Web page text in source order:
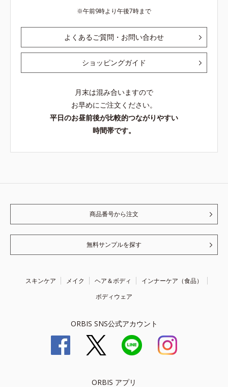
午前9時より午後7時まで
よくあるご質問・お問い合わせ
ショッピングガイド
月末は混み合いますので
お早めにご注文ください。
平日のお昼前後が比較的つながりやすい
時間帯です。
商品番号から注文
無料サンプルを探す
スキンケア メイク ヘア＆ボディ
インナーケア（食品）
ボディウェア
ORBIS SNS公式アカウント
ORBIS アプリ